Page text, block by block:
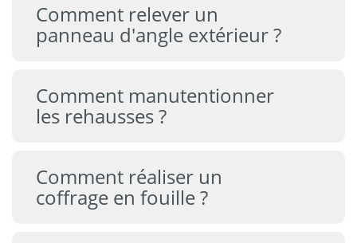
Comment relever un
panneau d'angle extérieur ?
Comment manutentionner
les rehausses ?
Comment réaliser un
coffrage en fouille ?